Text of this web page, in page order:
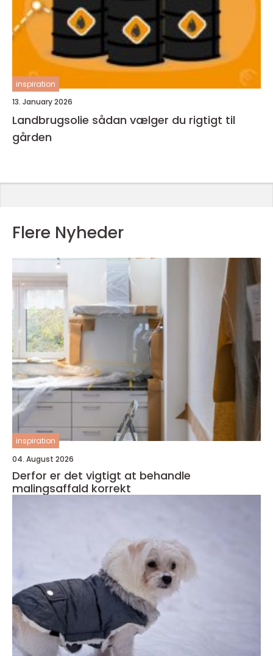
inspiration
13. January 2026
Landbrugsolie sådan vælger du rigtigt til
gården
Flere Nyheder
inspiration
04. August 2026
Derfor er det vigtigt at behandle
malingsaffald korrekt